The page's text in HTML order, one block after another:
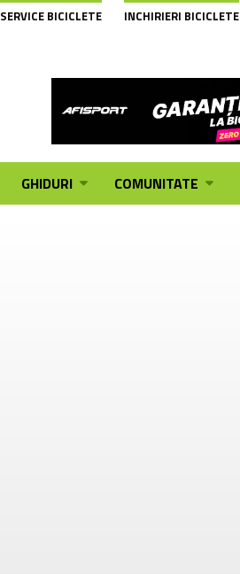
SERVICE BICICLETE INCHIRIERI BICICLETE
GHIDURI COMUNITATE